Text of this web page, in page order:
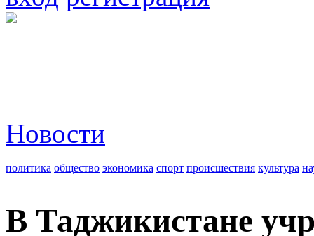
Новости
политика общество экономика спорт происшествия культура
В Таджикистане